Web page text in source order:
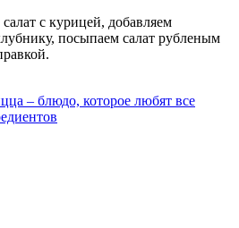
с курицей, добавляем
посыпаем салат рубленым
– блюдо, которое любят все